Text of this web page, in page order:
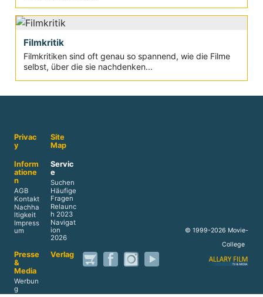
Filmkritik
Filmkritiken sind oft genau so spannend, wie die Filme
selbst, über die sie nachdenken...
Privac
y
Site
Map
Inform
atione
n
AGB
Kontakt
Nachha
ltigkeit
Impress
um
Servic
e
Suchen
Häufige
Fragen
Relaunc
h 2023
Navigat
ion
2026
Presse
&
Media
Werbun
g
Verlag
© 1999-2026 Movie-
College